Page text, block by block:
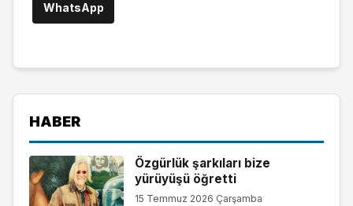
WhatsApp
HABER
Özgürlük şarkıları bize
yürüyüşü öğretti
15 Temmuz 2026 Çarşamba